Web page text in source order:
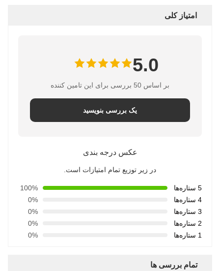
امتیاز کلی
5.0
بر اساس 50 بررسی برای این تامین کننده
یک بررسی بنویسید
عکس درجه بندی
در زیر توزیع تمام امتیازات است.
5 ستاره‌ها
100%
4 ستاره‌ها
0%
3 ستاره‌ها
0%
2 ستاره‌ها
0%
1 ستاره‌ها
0%
تمام بررسی ها